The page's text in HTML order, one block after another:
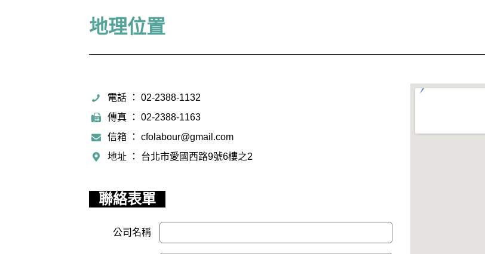
地理位置
電話 ： 02-2388-1132
傳真 ： 02-2388-1163
信箱 ： cfolabour@gmail.com
地址 ： 台北市愛國西路9號6樓之2
聯絡表單
公司名稱